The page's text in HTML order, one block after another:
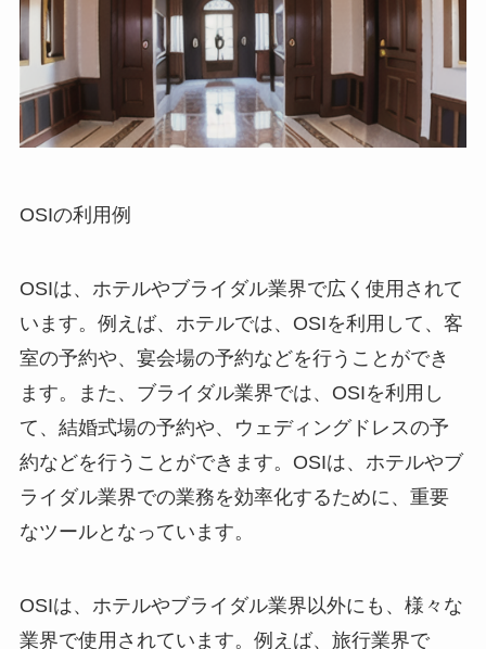
OSIの利用例
OSIは、ホテルやブライダル業界で広く使用されて
います。例えば、ホテルでは、OSIを利用して、客
室の予約や、宴会場の予約などを行うことができ
ます。また、ブライダル業界では、OSIを利用し
て、結婚式場の予約や、ウェディングドレスの予
約などを行うことができます。OSIは、ホテルやブ
ライダル業界での業務を効率化するために、重要
なツールとなっています。
OSIは、ホテルやブライダル業界以外にも、様々な
業界で使用されています。例えば、旅行業界で